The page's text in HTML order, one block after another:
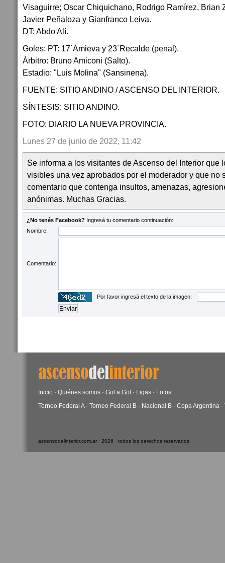
Visaguirre; Oscar Chiquichano, Rodrigo Ramírez, Brian
Javier Peñaloza y Gianfranco Leiva.
DT: Abdo Alí.
Goles: PT: 17´Amieva y 23´Recalde (penal).
Árbitro: Bruno Amiconi (Salto).
Estadio: "Luis Molina" (Sansinena).
FUENTE: SITIO ANDINO / ASCENSO DEL INTERIOR.
SÍNTESIS: SITIO ANDINO.
FOTO: DIARIO LA NUEVA PROVINCIA.
Lunes 27 de junio de 2022, 11:42
Se informa a los visitantes de Ascenso del Interior que
visibles una vez aprobados por el moderador y que no
comentario que contenga insultos, amenazas,
anónimas. Muchas Gracias.
¿No tenés Facebook? Ingresá tu comentario continuación:
Nombre:
Comentario:
Por favor ingresá el texto de la imagen:
Inicio · Quiénes somos · Gol a Gol · Ligas · Fotos
Torneo Federal A· Torneo Federal B · Nacional B · Copa Argentina ·
ascensodelinterior.com.ar · 2026 · todos los derechos reservados